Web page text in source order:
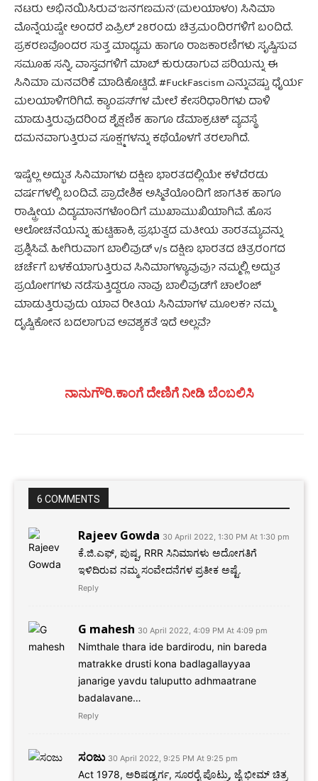
ನಟರು ಅಭಿನಯಿಸಿರುವ ‘ಜನಗಣಮನ’ (ಮಲಯಾಳಂ) ಸಿನಿಮಾ
ಮೊನ್ನೆಯಷ್ಟೇ ಅಂದರೆ ಏಪ್ರಿಲ್‌ 28ರಂದು ಚಿತ್ರಮಂದಿರಗಳಿಗೆ ಬಂದಿದೆ.
ಪ್ರಕರಣವೊಂದರ ಸುತ್ತ ಮಾಧ್ಯಮ ಹಾಗೂ ರಾಜಕಾರಣಿಗಳು ಸೃಷ್ಟಿಸುವ
ಸಮೂಹ ಸನ್ನಿ, ವಾಸ್ತವಗಳಿಗೆ ಮಾಬ್‌ ಕುರುಡಾಗುವ ಪರಿಯನ್ನು ಈ
ಸಿನಿಮಾ ಮನವರಿಕೆ ಮಾಡಿಕೊಟ್ಟಿದೆ. #FuckFascism ಎನ್ನುವಷ್ಟು ಧೈರ್ಯ
ಮಲಯಾಳಿಗರಿಗಿದೆ. ಕ್ಯಾಂಪಸ್‌ಗಳ ಮೇಲೆ ಕೇಸರಿಧಾರಿಗಳು ದಾಳಿ
ಮಾಡುತ್ತಿರುವುದರಿಂದ ಶೈಕ್ಷಣಿಕ ಹಾಗೂ ಡೆಮಾಕ್ರಟಿಕ್ ವ್ಯವಸ್ಥೆ
ದಮನವಾಗುತ್ತಿರುವ ಸೂಕ್ಷ್ಮಗಳನ್ನು ಕಥೆಯೊಳಗೆ ತರಲಾಗಿದೆ.
ಇಷ್ಟೆಲ್ಲ ಅದ್ಭುತ ಸಿನಿಮಾಗಳು ದಕ್ಷಿಣ ಭಾರತದಲ್ಲಿಯೇ ಕಳೆದೆರಡು
ವರ್ಷಗಳಲ್ಲಿ ಬಂದಿವೆ. ಪ್ರಾದೇಶಿಕ ಅಸ್ಮಿತೆಯೊಂದಿಗೆ ಜಾಗತಿಕ ಹಾಗೂ
ರಾಷ್ಟ್ರೀಯ ವಿದ್ಯಮಾನಗಳೊಂದಿಗೆ ಮುಖಾಮುಖಿಯಾಗಿವೆ. ಹೊಸ
ಆಲೋಚನೆಯನ್ನು ಹುಟ್ಟಿಹಾಕಿ, ಪ್ರಭುತ್ವದ ಮತೀಯ ತಾರತಮ್ಯವನ್ನು
ಪ್ರಶ್ನಿಸಿವೆ. ಹೀಗಿರುವಾಗ ಬಾಲಿವುಡ್‌ v/s ದಕ್ಷಿಣ ಭಾರತದ ಚಿತ್ರರಂಗದ
ಚರ್ಚೆಗೆ ಬಳಕೆಯಾಗುತ್ತಿರುವ ಸಿನಿಮಾಗಳ್ಯಾವುವು? ನಮ್ಮಲ್ಲಿ ಅದ್ಬುತ
ಪ್ರಯೋಗಗಳು ನಡೆಸುತ್ತಿದ್ದರೂ ನಾವು ಬಾಲಿವುಡ್‌ಗೆ ಚಾಲೆಂಜ್
ಮಾಡುತ್ತಿರುವುದು ಯಾವ ರೀತಿಯ ಸಿನಿಮಾಗಳ ಮೂಲಕ? ನಮ್ಮ‌
ದೃಷ್ಟಿಕೋನ ಬದಲಾಗುವ ಅವಶ್ಯಕತೆ ಇದೆ ಅಲ್ಲವೆ?
ನಾನುಗೌರಿ.ಕಾಂಗೆ ದೇಣಿಗೆ ನೀಡಿ ಬೆಂಬಲಿಸಿ
6 COMMENTS
Rajeev Gowda 30 April 2022, 1:30 PM At 1:30 pm
ಕೆ.ಜಿ.ಎಫ್, ಪುಷ್ಪ, RRR ಸಿನಿಮಾಗಳು ಅದೋಗತಿಗೆ
ಇಳಿದಿರುವ ನಮ್ಮ ಸಂವೇದನೆಗಳ ಪ್ರತೀಕ ಅಷ್ಟೆ.
Reply
G mahesh 30 April 2022, 4:09 PM At 4:09 pm
Nimthale thara ide bardirodu, nin bareda
matrakke drusti kona badlagallayyaa
janarige yavdu taluputto adhmaatrane
badalavane…
Reply
ಸಂಜು 30 April 2022, 9:25 PM At 9:25 pm
Act 1978, ಅರಿಷಡ್ವರ್ಗ, ಸೂರರೈ ಪೊಟ್ರು, ಜೈ ಭೀಮ್ ಚಿತ್ರ